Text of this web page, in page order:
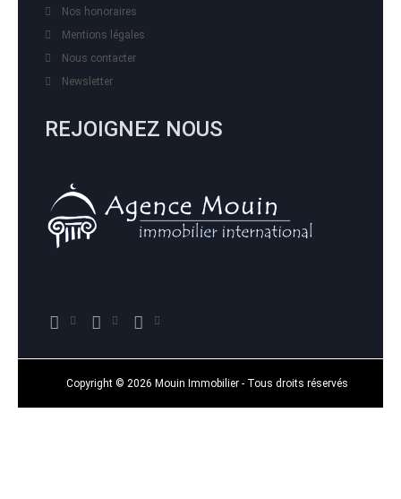
Nos honoraires
Mentions légales
Nous contacter
Newsletter
REJOIGNEZ NOUS
Copyright © 2026 Mouin Immobilier - Tous droits réservés